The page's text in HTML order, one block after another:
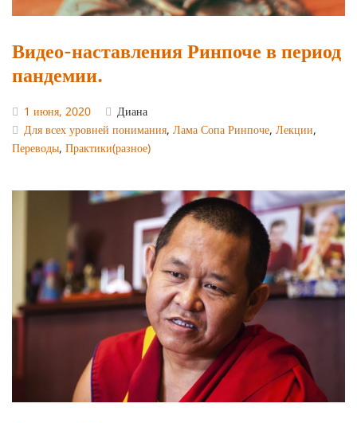
Видео-наставления Ринпоче в период
пандемии.
1 июня, 2020
Диана
Для всех уровней понимания, Лама Сопа Ринпоче, Лекции,
Переводы, Практики(разное)